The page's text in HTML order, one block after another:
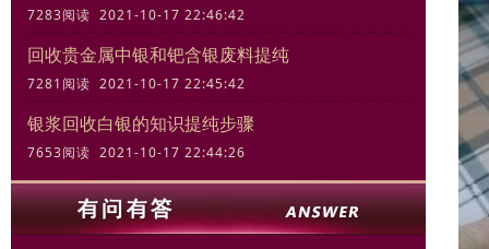
7283阅读 2021-10-17 22:46:42
回收贵金属中银和钯含银废料提纯
7281阅读 2021-10-17 22:45:42
银浆回收白银的知识提纯步骤
7653阅读 2021-10-17 22:44:26